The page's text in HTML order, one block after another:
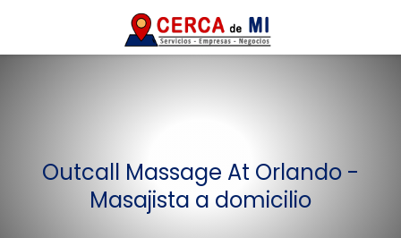
Outcall Massage At Orlando -
Masajista a domicilio